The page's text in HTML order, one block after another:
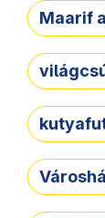
Maarif